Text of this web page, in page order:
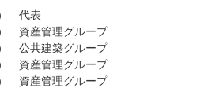
代表
資産管理グループ
公共建築グループ
資産管理グループ
資産管理グループ